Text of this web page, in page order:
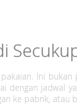
Ini
dengan jadwal
ke pabrik, atau